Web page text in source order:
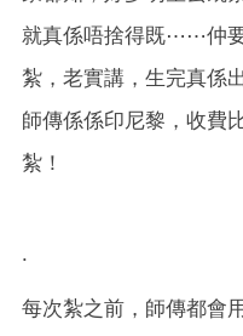
就真係唔捨得既⋯⋯仲
紮，老實講，生完真係
師傳係係印尼黎，收費
紮！
.
每次紮之前，師傳都會